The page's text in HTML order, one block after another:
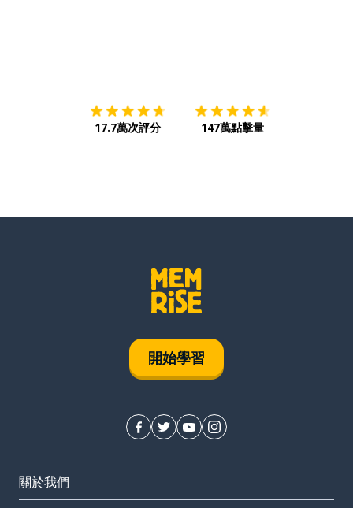
17.7萬次評分 147萬點擊量
開始學習
關於我們